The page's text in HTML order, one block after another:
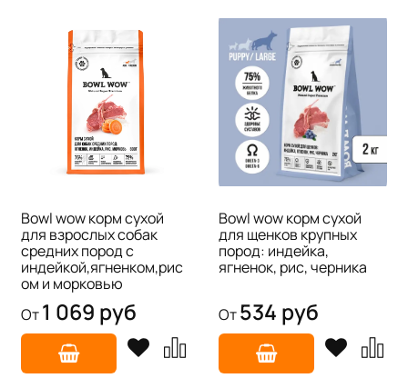
Bowl wow корм сухой
для взрослых собак
средних пород с
индейкой,ягненком,рис
ом и морковью
От1 069 руб
Bowl wow корм сухой
для щенков крупных
пород: индейка,
ягненок, рис, черника
От534 руб